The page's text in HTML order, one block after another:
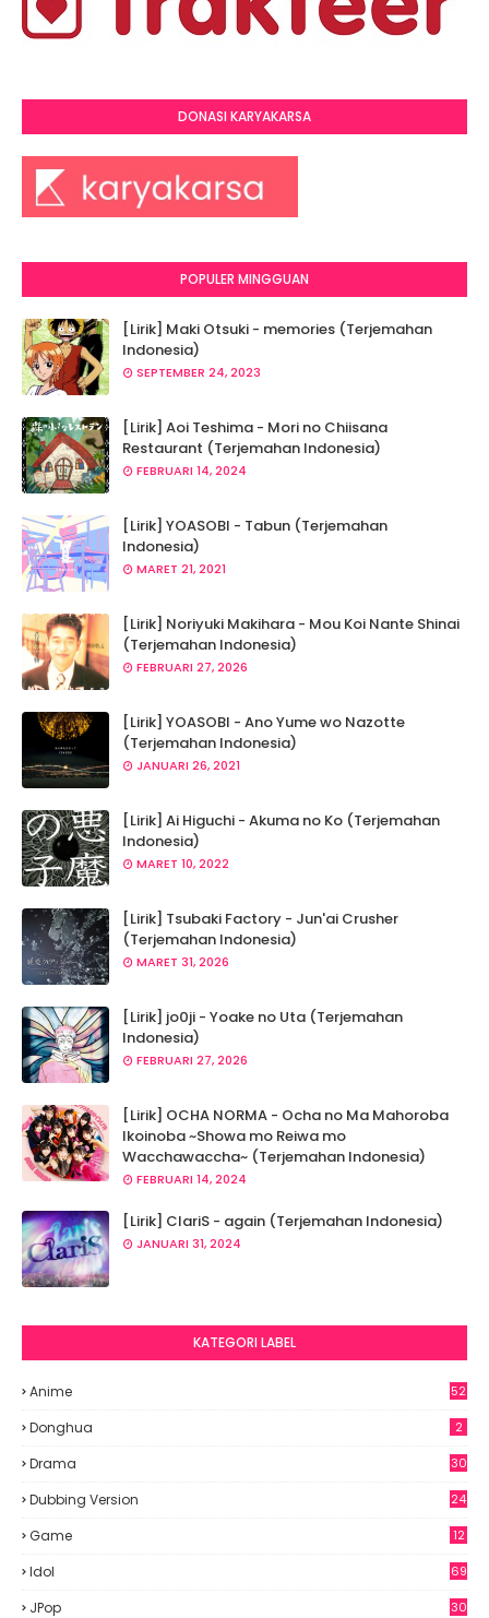
DONASI KARYAKARSA
POPULER MINGGUAN
[Lirik] Maki Otsuki - memories (Terjemahan
Indonesia)
SEPTEMBER 24, 2023
[Lirik] Aoi Teshima - Mori no Chiisana
Restaurant (Terjemahan Indonesia)
FEBRUARI 14, 2024
[Lirik] YOASOBI - Tabun (Terjemahan
Indonesia)
MARET 21, 2021
[Lirik] Noriyuki Makihara - Mou Koi Nante Shinai
(Terjemahan Indonesia)
FEBRUARI 27, 2026
[Lirik] YOASOBI - Ano Yume wo Nazotte
(Terjemahan Indonesia)
JANUARI 26, 2021
[Lirik] Ai Higuchi - Akuma no Ko (Terjemahan
Indonesia)
MARET 10, 2022
[Lirik] Tsubaki Factory - Jun'ai Crusher
(Terjemahan Indonesia)
MARET 31, 2026
[Lirik] jo0ji - Yoake no Uta (Terjemahan
Indonesia)
FEBRUARI 27, 2026
[Lirik] OCHA NORMA - Ocha no Ma Mahoroba
Ikoinoba ~Showa mo Reiwa mo
Wacchawaccha~ (Terjemahan Indonesia)
FEBRUARI 14, 2024
[Lirik] ClariS - again (Terjemahan Indonesia)
JANUARI 31, 2024
KATEGORI LABEL
Anime
52
Donghua 2
Drama 30
Dubbing Version 24
Game 12
Idol
69
JPop
30